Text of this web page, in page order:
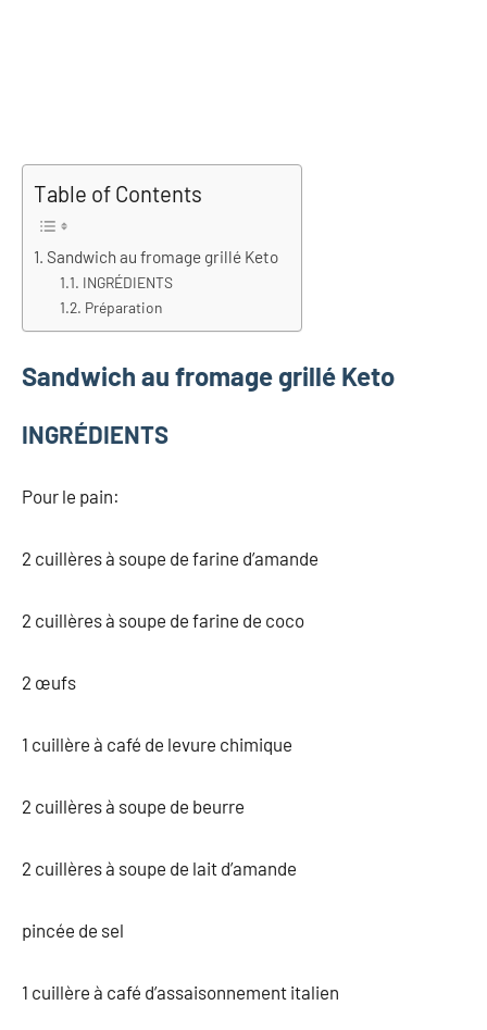
Table of Contents
Sandwich au fromage grillé Keto
INGRÉDIENTS
Préparation
Sandwich au fromage grillé Keto
INGRÉDIENTS
Pour le pain:
2 cuillères à soupe de farine d’amande
2 cuillères à soupe de farine de coco
2 œufs
1 cuillère à café de levure chimique
2 cuillères à soupe de beurre
2 cuillères à soupe de lait d’amande
pincée de sel
1 cuillère à café d’assaisonnement italien